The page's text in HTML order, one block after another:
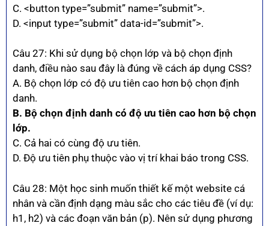
C. <button type=”submit” name=”submit”>.
D. <input type=”submit” data-id=”submit”>.
Câu 27: Khi sử dụng bộ chọn lớp và bộ chọn định
danh, điều nào sau đây là đúng về cách áp dụng CSS?
A. Bộ chọn lớp có độ ưu tiên cao hơn bộ chọn định
danh.
B. Bộ chọn định danh có độ ưu tiên cao hơn bộ chọn
lớp.
C. Cả hai có cùng độ ưu tiên.
D. Độ ưu tiên phụ thuộc vào vị trí khai báo trong CSS.
Câu 28: Một học sinh muốn thiết kế một website cá
nhân và cần định dạng màu sắc cho các tiêu đề (ví dụ:
h1, h2) và các đoạn văn bản (p). Nên sử dụng phương